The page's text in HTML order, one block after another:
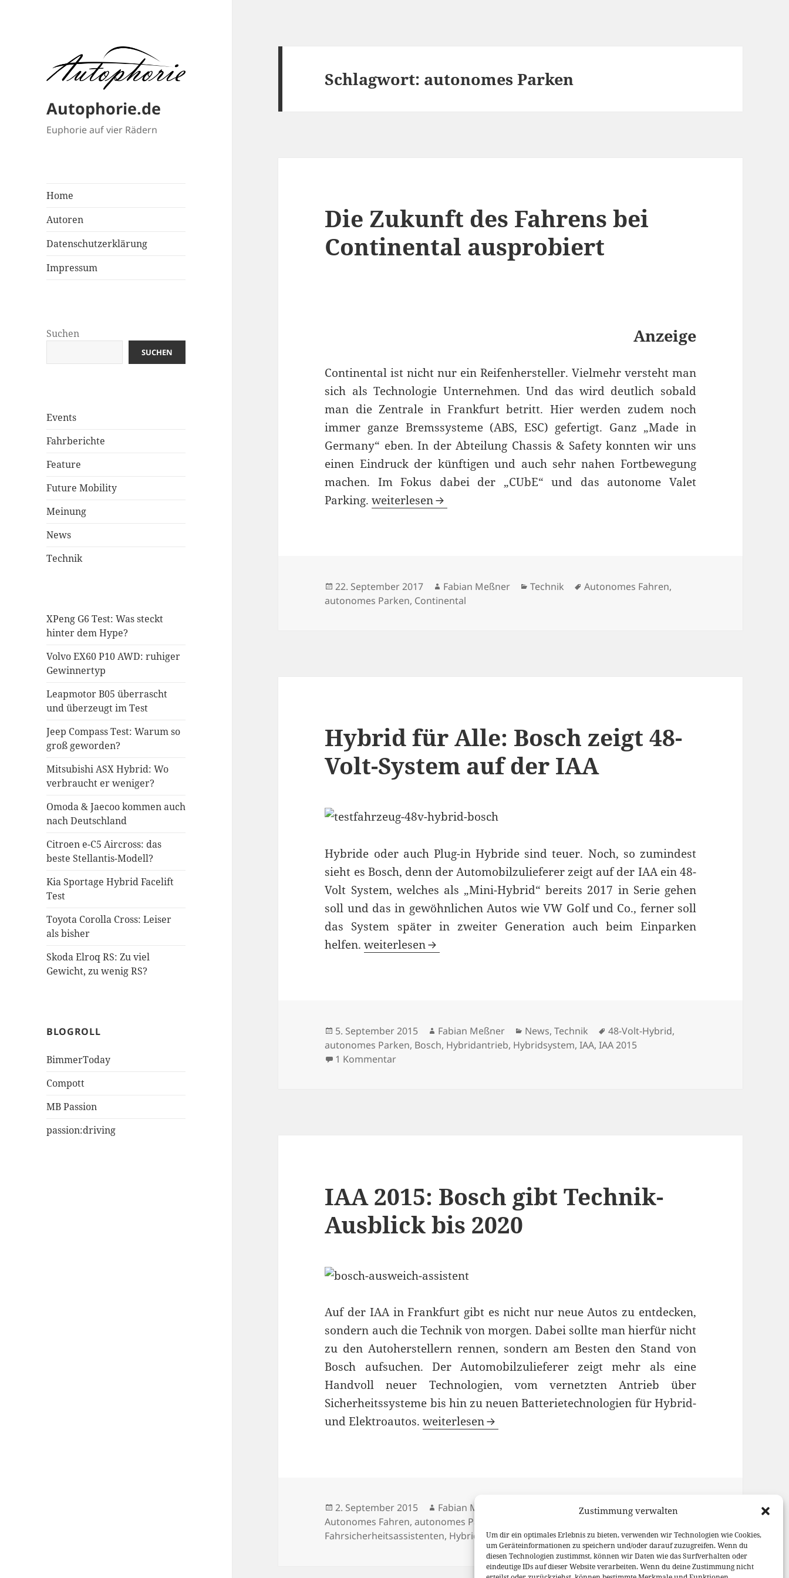
Zustimmung verwalten
Um dir ein optimales Erlebnis zu bieten, verwenden wir Technologien wie Cookies,
um Geräteinformationen zu speichern und/oder darauf zuzugreifen. Wenn du
diesen Technologien zustimmst, können wir Daten wie das Surfverhalten oder
eindeutige IDs auf dieser Website verarbeiten. Wenn du deine Zustimmung nicht
Autophorie.de
Euphorie auf vier Rädern
Home
Autoren
Datenschutzerklärung
Impressum
Suchen
SUCHEN
Events
Fahrberichte
Feature
Future Mobility
Meinung
News
Technik
XPeng G6 Test: Was steckt
hinter dem Hype?
Volvo EX60 P10 AWD: ruhiger
Gewinnertyp
Leapmotor B05 überrascht
und überzeugt im Test
Jeep Compass Test: Warum so
groß geworden?
Mitsubishi ASX Hybrid: Wo
verbraucht er weniger?
Omoda & Jaecoo kommen auch
nach Deutschland
Citroen e-C5 Aircross: das
beste Stellantis-Modell?
Kia Sportage Hybrid Facelift
Test
Toyota Corolla Cross: Leiser
als bisher
Skoda Elroq RS: Zu viel
Gewicht, zu wenig RS?
BLOGROLL
BimmerToday
Compott
MB Passion
passion:driving
Schlagwort: autonomes Parken
Die Zukunft des Fahrens bei
Continental ausprobiert
Anzeige
Continental ist nicht nur ein Reifenhersteller. Vielmehr versteht man
sich als Technologie Unternehmen. Und das wird deutlich sobald
man die Zentrale in Frankfurt betritt. Hier werden zudem noch
immer ganze Bremssysteme (ABS, ESC) gefertigt. Ganz „Made in
Germany“ eben. In der Abteilung Chassis & Safety konnten wir uns
einen Eindruck der künftigen und auch sehr nahen Fortbewegung
machen. Im Fokus dabei der „CUbE“ und das autonome Valet
Parking.Die Zukunft des Fahrens bei Continental ausprobiert
weiterlesen
Veröffentlicht
am
22. September 2017 Autor
Fabian Meßner Kategorien
Technik Schlagwörter
Autonomes Fahren,
autonomes Parken, Continental
Hybrid für Alle: Bosch zeigt 48-
Volt-System auf der IAA
Hybride oder auch Plug-in Hybride sind teuer. Noch, so zumindest
sieht es Bosch, denn der Automobilzulieferer zeigt auf der IAA ein 48-
Volt System, welches als „Mini-Hybrid“ bereits 2017 in Serie gehen
soll und das in gewöhnlichen Autos wie VW Golf und Co., ferner soll
das System später in zweiter Generation auch beim Einparken
helfen.Hybrid für Alle: Bosch zeigt 48-Volt-System auf der IAA
weiterlesen
Veröffentlicht
am
5. September 2015 Autor
Fabian Meßner Kategorien
News,Technik Schlagwörter
48-Volt-Hybrid,
autonomes Parken, Bosch, Hybridantrieb, Hybridsystem,IAA,IAA 2015
1 Kommentarzu Hybrid für Alle: Bosch zeigt 48-Volt-System auf der IAA
IAA 2015: Bosch gibt Technik-
Ausblick bis 2020
Auf der IAA in Frankfurt gibt es nicht nur neue Autos zu entdecken,
sondern auch die Technik von morgen. Dabei sollte man hierfür nicht
zu den Autoherstellern rennen, sondern am Besten den Stand von
Bosch aufsuchen. Der Automobilzulieferer zeigt mehr als eine
Handvoll neuer Technologien, vom vernetzten Antrieb über
Sicherheitssysteme bis hin zu neuen Batterietechnologien für Hybrid-
und Elektroautos.IAA 2015: Bosch gibt Technik-Ausblick bis 2020
weiterlesen
Veröffentlicht
am
2. September 2015 Autor
Fabian Meßner Technik Schlagwörter
48-Volt-Hybrid,
Autonomes Fahren,autonomes Parken
Fahrsicherheitsassistenten, Hybrid Hybridsystem,IAA 2015 1 Kommentarzu IAA 2015: Bosch gibt